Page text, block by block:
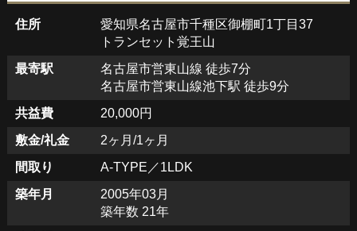
住所
愛知県名古屋市千種区御棚町1丁目37
トランセット覚王山
最寄駅
名古屋市営東山線 徒歩7分
名古屋市営東山線池下駅 徒歩9分
共益費
20,000円
敷金/礼金
2ヶ月/1ヶ月
間取り
A-TYPE／1LDK
築年月
2005年03月
築年数 21年